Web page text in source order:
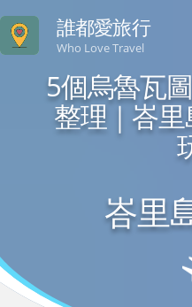
誰都愛旅行
Who Love Travel
5個烏魯瓦
整理｜峇
峇里